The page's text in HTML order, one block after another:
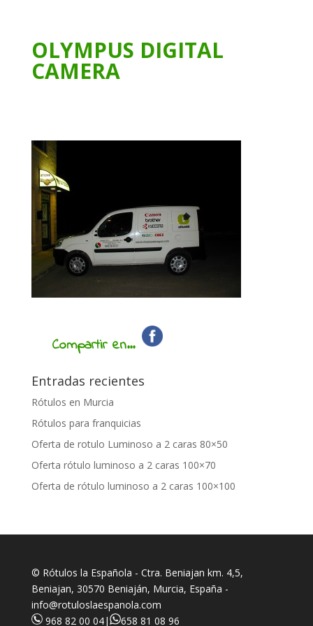
OLYMPUS DIGITAL
CAMERA
Compartir en...
Entradas recientes
Rótulos en Murcia
Rótulos para franquicias
Oferta de rotulo Luminoso a 2 caras 80×50
Oferta rótulo luminoso a 2 caras 100×70
Oferta de rótulo luminoso a 2 caras 100×100
© Rótulos la Española - Ctra. Beniajan km. 4,5,
Beniajan, 30570 Beniaján, Murcia, España -
info@rotuloslaespanola.com
968 82 00 04| 658 81 08 96